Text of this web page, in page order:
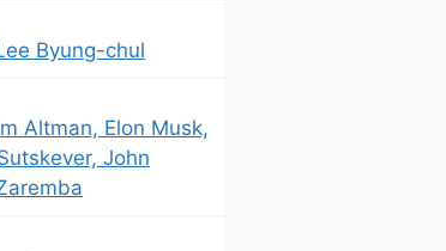
Byung-chul
Altman, Elon Musk,
John